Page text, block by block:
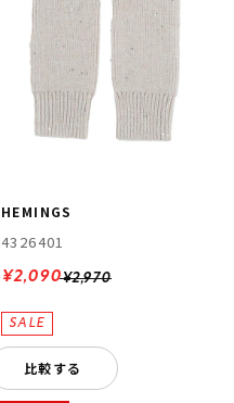
HEMINGS
4326401
¥2,970
¥2,090
比較する